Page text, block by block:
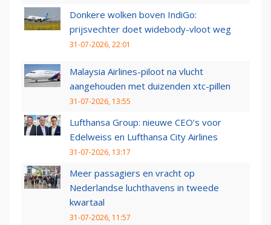
Donkere wolken boven IndiGo:
prijsvechter doet widebody-vloot weg
31-07-2026, 22:01
Malaysia Airlines-piloot na vlucht
aangehouden met duizenden xtc-pillen
31-07-2026, 13:55
Lufthansa Group: nieuwe CEO’s voor
Edelweiss en Lufthansa City Airlines
31-07-2026, 13:17
Meer passagiers en vracht op
Nederlandse luchthavens in tweede
kwartaal
31-07-2026, 11:57